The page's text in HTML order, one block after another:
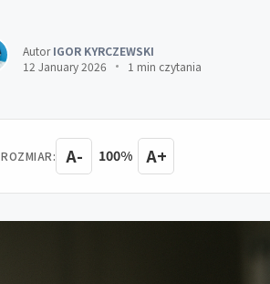
AutorIGOR KYRCZEWSKI
12 January 2026
1 min czytania
ROZMIAR: A- 100% A+